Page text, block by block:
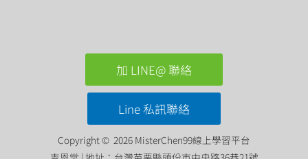
加 LINE@ 聯絡
Line 私訊聯絡
Copyright © 2026 MisterChen99線上學習平台